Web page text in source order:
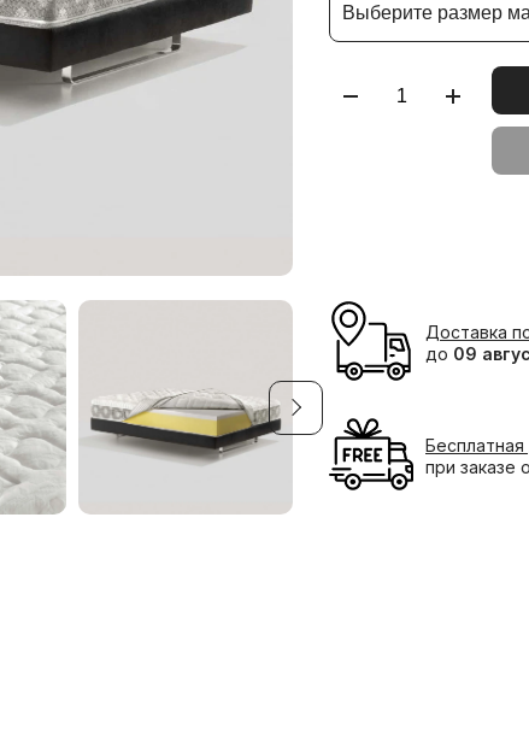
Выберите размер
Доставка
до 09
Бесплатная
при заказе